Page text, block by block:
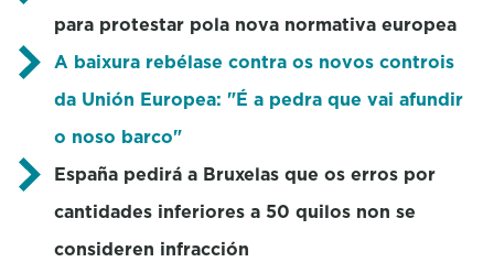
para protestar pola nova normativa europea
A baixura rebélase contra os novos controis
da Unión Europea: "É a pedra que vai afundir
o noso barco"
España pedirá a Bruxelas que os erros por
cantidades inferiores a 50 quilos non se
consideren infracción